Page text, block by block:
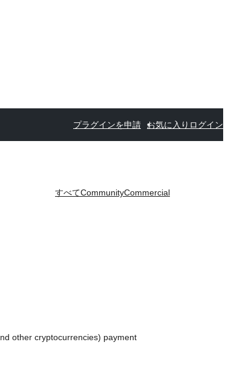
プラグインを申請 お気に入り ログイン
すべてCommunityCommercial
other cryptocurrencies) payment